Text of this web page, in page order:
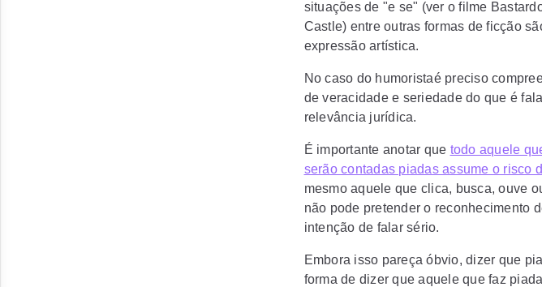
situações de "e se" (ver o filme
Castle) entre outras formas de ficção
expressão artística.
No caso do humoristaé preciso
de veracidade e seriedade do que é
relevância jurídica.
É importante anotar que todo aquele
serão contadas piadas assume o risco
mesmo aquele que clica, busca, ouve
não pode pretender o reconhecimento
intenção de falar sério.
Embora isso pareça óbvio, dizer que
forma de dizer que aquele que faz